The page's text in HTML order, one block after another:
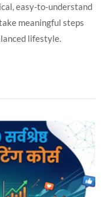
easy-to-understand
meaningful steps
lifestyle.